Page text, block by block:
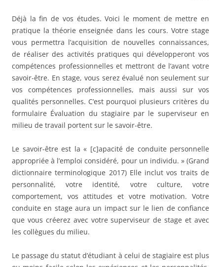
Déjà la fin de vos études. Voici le moment de mettre en
pratique la théorie enseignée dans les cours. Votre stage
vous permettra l’acquisition de nouvelles connaissances,
de réaliser des activités pratiques qui développeront vos
compétences professionnelles et mettront de l’avant votre
savoir-être. En stage, vous serez évalué non seulement sur
vos compétences professionnelles, mais aussi sur vos
qualités personnelles. C’est pourquoi plusieurs critères du
formulaire Évaluation du stagiaire par le superviseur en
milieu de travail portent sur le savoir-être.
Le savoir-être est la « [c]apacité de conduite personnelle
appropriée à l’emploi considéré, pour un individu. » (Grand
dictionnaire terminologique 2017) Elle inclut vos traits de
personnalité, votre identité, votre culture, votre
comportement, vos attitudes et votre motivation. Votre
conduite en stage aura un impact sur le lien de confiance
que vous créerez avec votre superviseur de stage et avec
les collègues du milieu.
Le passage du statut d’étudiant à celui de stagiaire est plus